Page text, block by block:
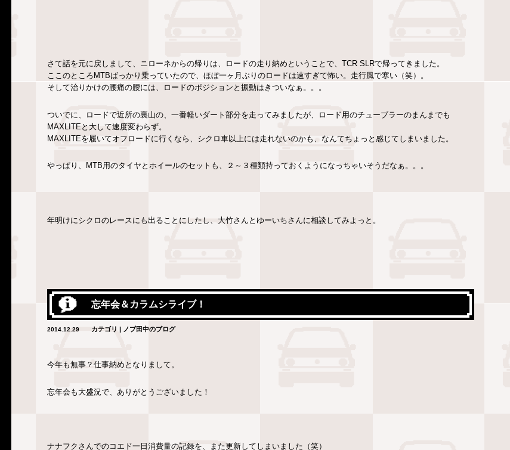
さて話を元に戻しまして、ニローネからの帰りは、ロードの走り納めということで、TCR SLRで帰ってきました。
ここのところMTBばっかり乗っていたので、ほぼ一ヶ月ぶりのロードは速すぎて怖い。走行風で寒い（笑）。
そして治りかけの腰痛の腰には、ロードのポジションと振動はきついなぁ。。。
ついでに、ロードで近所の裏山の、一番軽いダート部分を走ってみましたが、ロード用のチューブラーのまんまでも
MAXLITEと大して速度変わらず。
MAXLITEを履いてオフロードに行くなら、シクロ車以上には走れないのかも、なんてちょっと感じてしまいました。
やっぱり、MTB用のタイヤとホイールのセットも、２～３種類持っておくようになっちゃいそうだなぁ。。。
年明けにシクロのレースにも出ることにしたし、大竹さんとゆーいちさんに相談してみよっと。
忘年会＆カラムシライブ！
2014.12.29 カテゴリ | ノブ田中のブログ
今年も無事？仕事納めとなりまして。
忘年会も大盛況で、ありがとうございました！
ナナフクさんでのコエド一日消費量の記録を、また更新してしまいました（笑）